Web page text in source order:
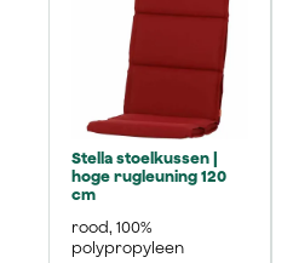
Stella stoelkussen |
hoge rugleuning 120
cm
rood, 100%
polypropyleen